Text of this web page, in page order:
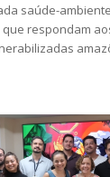
saúde-
respondam